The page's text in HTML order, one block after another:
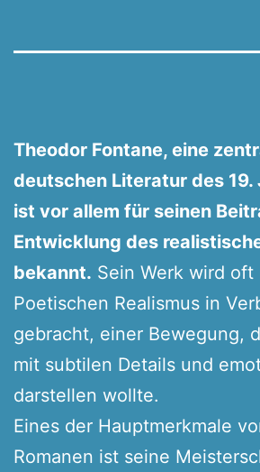
Theodor Fontane, eine
deutschen Literatur des
ist vor allem für seinen
Entwicklung des
bekannt. Sein Werk wird oft
Poetischen Realismus in
gebracht, einer Bewegung,
mit subtilen Details und
darstellen wollte.
Eines der Hauptmerkmale
Romanen ist seine